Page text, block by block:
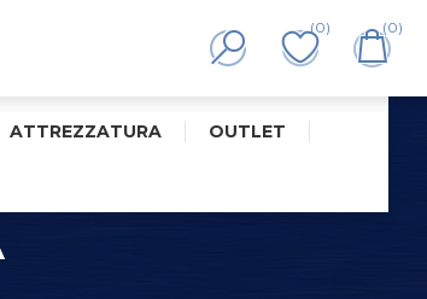
(0) (0)
ATTREZZATURA OUTLET